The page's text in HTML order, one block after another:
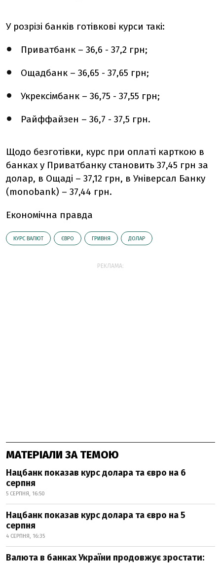
У розрізі банків готівкові курси такі:
Приватбанк – 36,6 - 37,2 грн;
Ощадбанк – 36,65 - 37,65 грн;
Укрексімбанк – 36,75 - 37,55 грн;
Райффайзен – 36,7 - 37,5 грн.
Щодо безготівки, курс при оплаті карткою в
банках у Приватбанку становить 37,45 грн за
долар, в Ощаді – 37,12 грн, в Універсал Банку
(monobank) – 37,44 грн.
Економічна правда
КУРС ВАЛЮТ ЄВРО ГРИВНЯ ДОЛАР
РЕКЛАМА:
МАТЕРІАЛИ ЗА ТЕМОЮ
Нацбанк показав курс долара та євро на 6
серпня
5 СЕРПНЯ, 16:50
Нацбанк показав курс долара та євро на 5
серпня
4 СЕРПНЯ, 16:35
Валюта в банках України продовжує зростати: